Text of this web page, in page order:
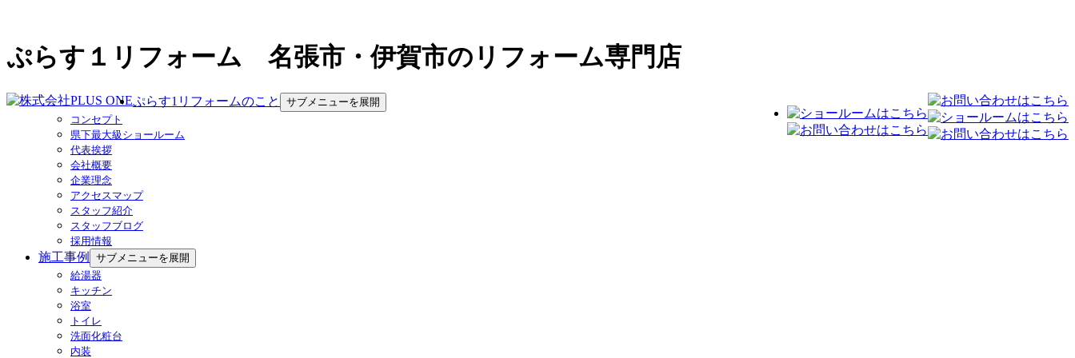
ぷらす１リフォーム 名張市・伊賀市のリフォーム専門店
ぷらす1リフォームのこと
サブメニューを展開
コンセプト
県下最大級ショールーム
代表挨拶
会社概要
企業理念
アクセスマップ
スタッフ紹介
スタッフブログ
採用情報
施工事例
サブメニューを展開
給湯器
キッチン
浴室
トイレ
洗面化粧台
内装